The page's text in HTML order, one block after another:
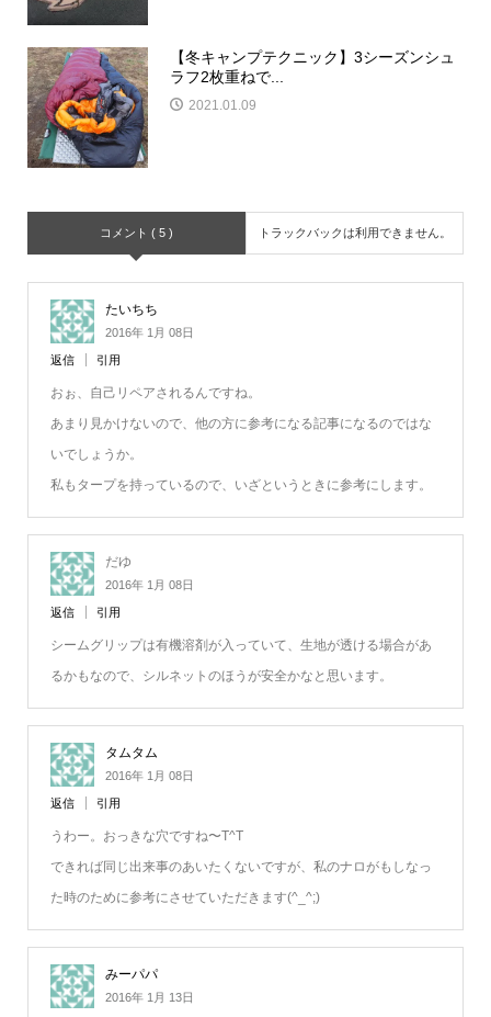
【冬キャンプテクニック】3シーズンシュ
ラフ2枚重ねで...
2021.01.09
コメント ( 5 ) トラックバックは利用できません。
たいちち
2016年 1月 08日
返信 引用
おぉ、自己リペアされるんですね。
あまり見かけないので、他の方に参考になる記事になるのではな
いでしょうか。
私もタープを持っているので、いざというときに参考にします。
だゆ
2016年 1月 08日
返信 引用
シームグリップは有機溶剤が入っていて、生地が透ける場合があ
るかもなので、シルネットのほうが安全かなと思います。
タムタム
2016年 1月 08日
返信 引用
うわー。おっきな穴ですね〜T^T
できれば同じ出来事のあいたくないですが、私のナロがもしなっ
た時のために参考にさせていただきます(^_^;)
みーパパ
2016年 1月 13日